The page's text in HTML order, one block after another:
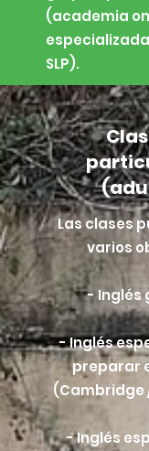
(academia
SLP).
Las clases
varios
- Inglés
- Inglés
preparar
(Cambridge
- Inglés